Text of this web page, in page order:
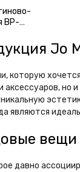
BP-
Jo
которую
аксессуаров, но
являются
вещи
давно